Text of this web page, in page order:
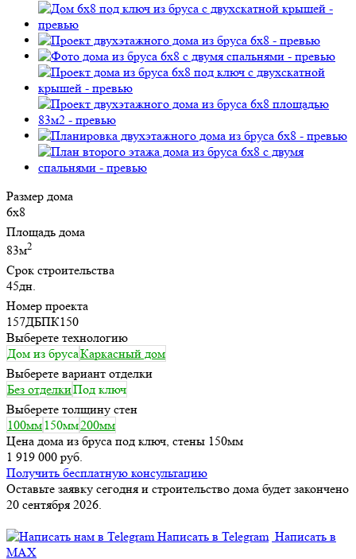
Размер дома
6х8
Площадь дома
83м2
Срок строительства
45дн.
Номер проекта
157ДБПК150
Выберете технологию
Дом из брусаКаркасный дом
Выберете вариант отделки
Без отделкиПод ключ
Выберете толщину стен
100мм 150мм200мм
Цена дома из бруса под ключ, стены 150мм
1 919 000 руб.
Получить бесплатную консультацию
Оставьте заявку сегодня и строительство дома будет закончено
20 сентября 2026.
Написать в Telegram Написать в
MAX